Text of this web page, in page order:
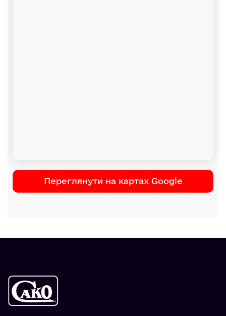
Переглянути на картах Google